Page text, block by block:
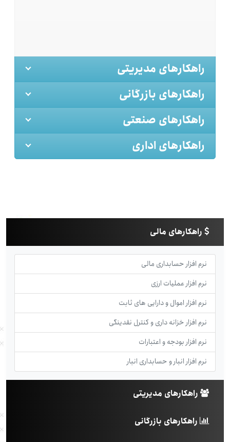
راهکارهای مدیریتی
راهکارهای بازرگانی
راهکارهای صنعتی
راهکارهای اداری
راهکارهای مالی
نرم افزار حسابداری مالی
نرم افزار عملیات ارزی
نرم افزار اموال و دارایی های ثابت
نرم افزار خزانه داری و کنترل نقدینگی
نرم افزار بودجه و اعتبارات
نرم افزار انبار و حسابداری انبار
راهکارهای مدیریتی
راهکارهای بازرگانی